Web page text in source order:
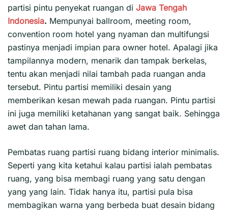
partisi pintu penyekat ruangan di Jawa Tengah
Indonesia. Mempunyai ballroom, meeting room,
convention room hotel yang nyaman dan multifungsi
pastinya menjadi impian para owner hotel. Apalagi jika
tampilannya modern, menarik dan tampak berkelas,
tentu akan menjadi nilai tambah pada ruangan anda
tersebut. Pintu partisi memiliki desain yang
memberikan kesan mewah pada ruangan. Pintu partisi
ini juga memiliki ketahanan yang sangat baik. Sehingga
awet dan tahan lama.
Pembatas ruang partisi ruang bidang interior minimalis.
Seperti yang kita ketahui kalau partisi ialah pembatas
ruang, yang bisa membagi ruang yang satu dengan
yang yang lain. Tidak hanya itu, partisi pula bisa
membagikan warna yang berbeda buat desain bidang